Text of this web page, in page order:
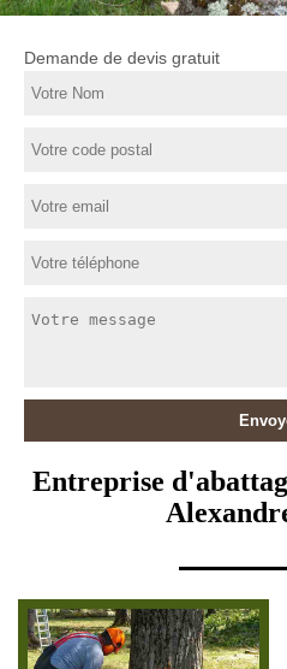
Demande de devis gratuit
Entreprise